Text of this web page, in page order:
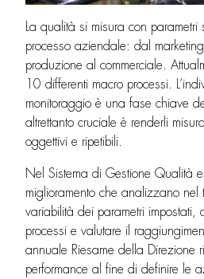
La qualità si misura con
processo aziendale: dal
produzione al commerciale.
10 differenti macro processi.
monitoraggio è una fase chiave
altrettanto cruciale è renderli
oggettivi e ripetibili.
Nel Sistema di Gestione Qualità
miglioramento che analizzano nel
variabilità dei parametri
processi e valutare il
annuale Riesame della Direzione
performance al fine di definire le